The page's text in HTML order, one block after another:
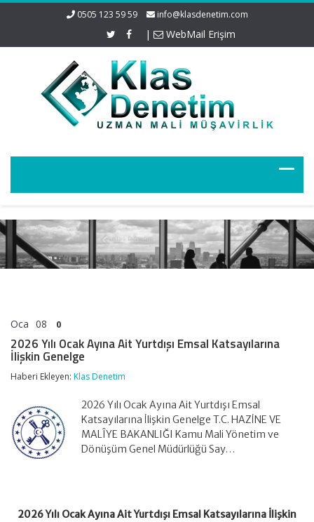
0505 123 59 59 info@klasdenetim.com
| WebMail Erişim
Oca 08 0
2026 Yılı Ocak Ayına Ait Yurtdışı Emsal Katsayılarına
İlişkin Genelge
Haberi Ekleyen: Klas Denetim
2026 Yılı Ocak Ayına Ait Yurtdışı Emsal
Katsayılarına İlişkin Genelge T.C. HAZİNE VE
MALÎYE BAKANLIĞI Kamu Mali Yönetim ve
Dönüşüm Genel Müdürlüğü Say…
2026 Yılı Ocak Ayına Ait Yurtdışı Emsal Katsayılarına İlişkin